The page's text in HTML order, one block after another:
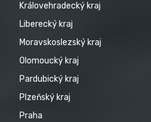
Královehradecký kraj
Liberecký kraj
Moravskoslezský kraj
Olomoucký kraj
Pardubický kraj
Plzeňský kraj
Praha